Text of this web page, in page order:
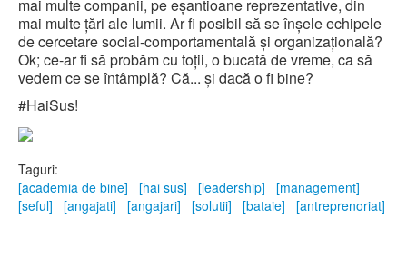
mai multe companii, pe eșantioane reprezentative, din
mai multe țări ale lumii. Ar fi posibil să se înșele echipele
de cercetare social-comportamentală și organizațională?
Ok; ce-ar fi să probăm cu toții, o bucată de vreme, ca să
vedem ce se întâmplă? Că... și dacă o fi bine?
#HaiSus!
Taguri:
[academia de bine]
[hai sus] [leadership]
[management]
[seful]
[angajati] [angajari] [solutii] [bataie] [antreprenoriat]